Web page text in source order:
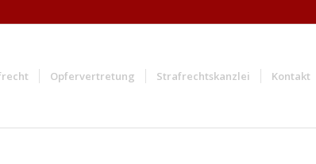
Opfervertretung Strafrechtskanzlei Kontakt